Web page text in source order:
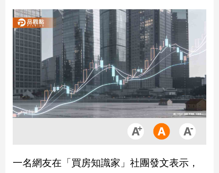
產
經/
股
市
房
地
產
品
一名網友在「買房知識家」社團發文表示，